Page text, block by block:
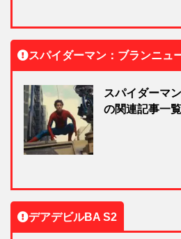
スパイダーマン：ブランニュ
スパイダーマ
の関連記事一
デアデビルBA S2